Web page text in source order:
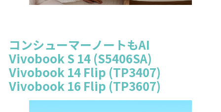
コンシューマーノートもAI
Vivobook S 14 (S5406SA)
Vivobook 14 Flip (TP3407)
Vivobook 16 Flip (TP3607)